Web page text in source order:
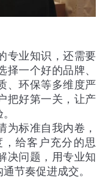
专业知识，还需要
一个好的品牌、
、环保等多维度严
把好第一关，让产
为标准自我内卷，
给客户充分的思
决问题，用专业知
节奏促进成交。